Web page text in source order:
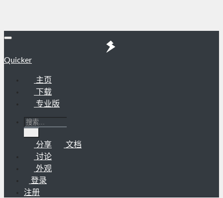
Quicker
主页
下载
专业版
分享
文档
讨论
外观
登录
注册